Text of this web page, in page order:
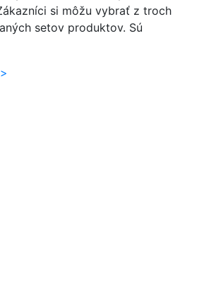
si môžu vybrať z troch
setov produktov. Sú